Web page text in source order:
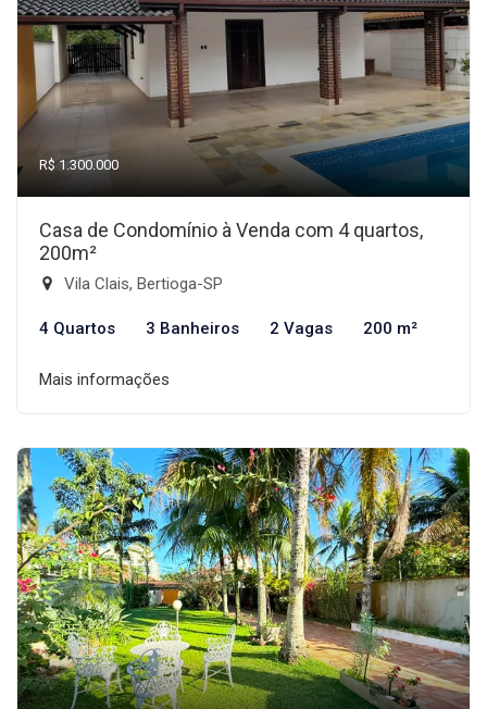
R$ 1.300.000
Casa de Condomínio à Venda com 4 quartos,
200m²
Vila Clais, Bertioga-SP
4 Quartos 3 Banheiros 2 Vagas 200 m²
Mais informações